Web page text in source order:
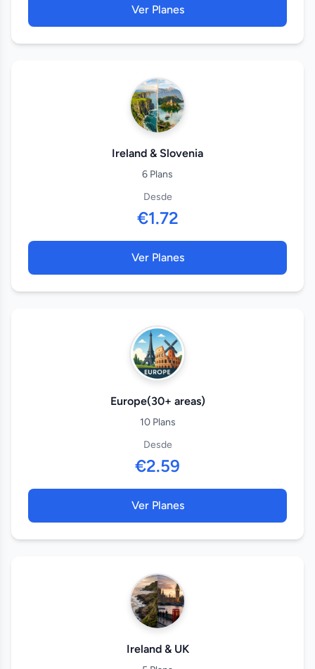
Ver Planes
Ireland & Slovenia
6 Plans
Desde
€1.72
Ver Planes
Europe(30+ areas)
10 Plans
Desde
€2.59
Ver Planes
Ireland & UK